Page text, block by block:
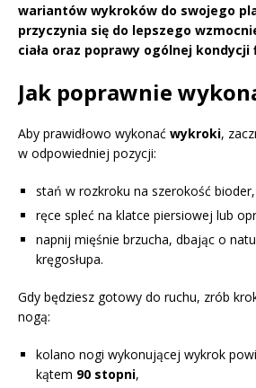
wariantów wykroków do swojego
przyczynia się do lepszego
ciała oraz poprawy ogólnej kondycji
Jak poprawnie
Aby prawidłowo wykonać wykroki,
w odpowiedniej pozycji:
stań w rozkroku na szerokość bioder,
ręce spleć na klatce piersiowej lub
napnij mięśnie brzucha, dbając o
kręgosłupa.
Gdy będziesz gotowy do ruchu, zrób
nogą:
kolano nogi wykonującej wykrok
kątem 90 stopni,